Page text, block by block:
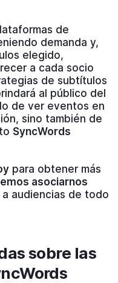
de
demanda y,
elegido,
a cada socio
de subtítulos
al público del
de ver eventos en
sino también de
SyncWords
para obtener más
asociarnos
audiencias de todo
sobre las